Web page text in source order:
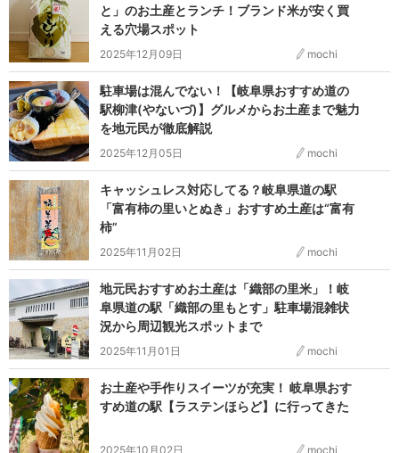
と」のお土産とランチ！ブランド米が安く買
える穴場スポット
2025年12月09日 mochi
駐車場は混んでない！【岐阜県おすすめ道の
駅柳津(やないづ)】グルメからお土産まで魅力
を地元民が徹底解説
2025年12月05日 mochi
キャッシュレス対応してる？岐阜県道の駅
「富有柿の里いとぬき」おすすめ土産は“富有
柿”
2025年11月02日 mochi
地元民おすすめお土産は「織部の里米」！岐
阜県道の駅「織部の里もとす」駐車場混雑状
況から周辺観光スポットまで
2025年11月01日 mochi
お土産や手作りスイーツが充実！ 岐阜県おす
すめ道の駅【ラステンほらど】に行ってきた
2025年10月02日 mochi